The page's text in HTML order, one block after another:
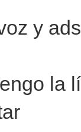
y
la